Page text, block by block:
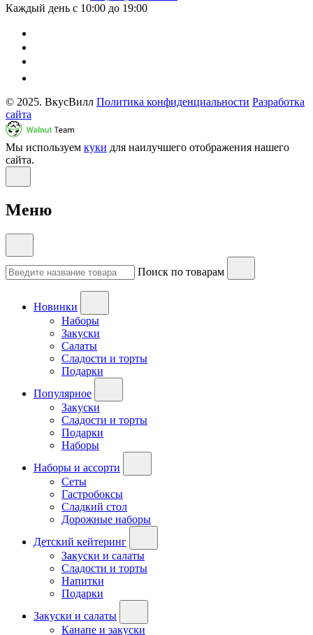
Каждый день с 10:00 до 19:00
© 2025. ВкусВилл Политика конфиденциальности Разработка
сайта
Мы используем куки для наилучшего отображения нашего
сайта.
Меню
Поиск по товарам
Новинки
Наборы
Закуски
Салаты
Сладости и торты
Подарки
Популярное
Закуски
Сладости и торты
Подарки
Наборы
Наборы и ассорти
Сеты
Гастробоксы
Сладкий стол
Дорожные наборы
Детский кейтеринг
Закуски и салаты
Сладости и торты
Напитки
Подарки
Закуски и салаты
Канапе и закуски